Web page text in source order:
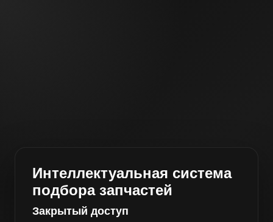
Интеллектуальная система
подбора запчастей
Закрытый доступ